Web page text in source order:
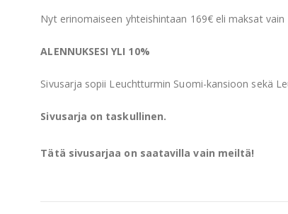
Nyt erinomaiseen yhteishintaan 169€ eli maksat vain
ALENNUKSESI YLI 10%
Sivusarja sopii Leuchtturmin Suomi-kansioon sekä
Sivusarja on taskullinen.
Tätä sivusarjaa on saatavilla vain meiltä!